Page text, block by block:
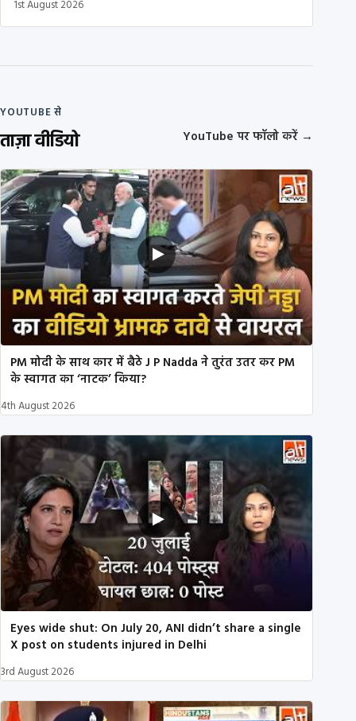
1st August 2026
YOUTUBE से
ताज़ा वीडियो YouTube पर फॉलो करें →
PM मोदी के साथ कार में बैठे J P Nadda ने तुरंत उतर कर PM
के स्वागत का ‘नाटक’ किया?
4th August 2026
Eyes wide shut: On July 20, ANI didn’t share a single
X post on students injured in Delhi
3rd August 2026